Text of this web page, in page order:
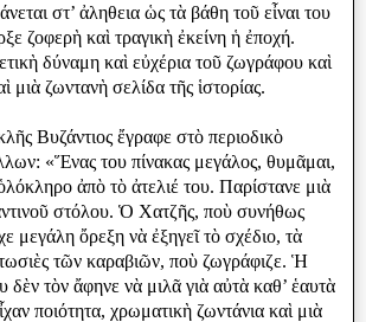
στ’ ἀληθεια ὡς τὰ βάθη τοῦ εἶναι του
ζοφερὴ καὶ τραγικὴ ἐκείνη ἡ ἐποχή.
δύναμη καὶ εὐχέρια τοῦ ζωγράφου καὶ
μιὰ ζωντανὴ σελίδα τῆς ἱστορίας.
Βυζάντιος ἔγραφε στὸ περιοδικὸ
«Ἕνας του πίνακας μεγάλος, θυμᾶμαι,
ἀπὸ τὸ ἀτελιέ του. Παρίστανε μιὰ
στόλου. Ὁ Χατζῆς, ποὺ συνήθως
μεγάλη ὄρεξη νὰ ἐξηγεῖ τὸ σχέδιο, τὰ
τῶν καραβιῶν, ποὺ ζωγράφιζε. Ἡ
δὲν τὸν ἄφηνε νὰ μιλᾶ γιὰ αὐτὰ καθ’ ἑαυτὰ
ποιότητα, χρωματικὴ ζωντάνια καὶ μιὰ